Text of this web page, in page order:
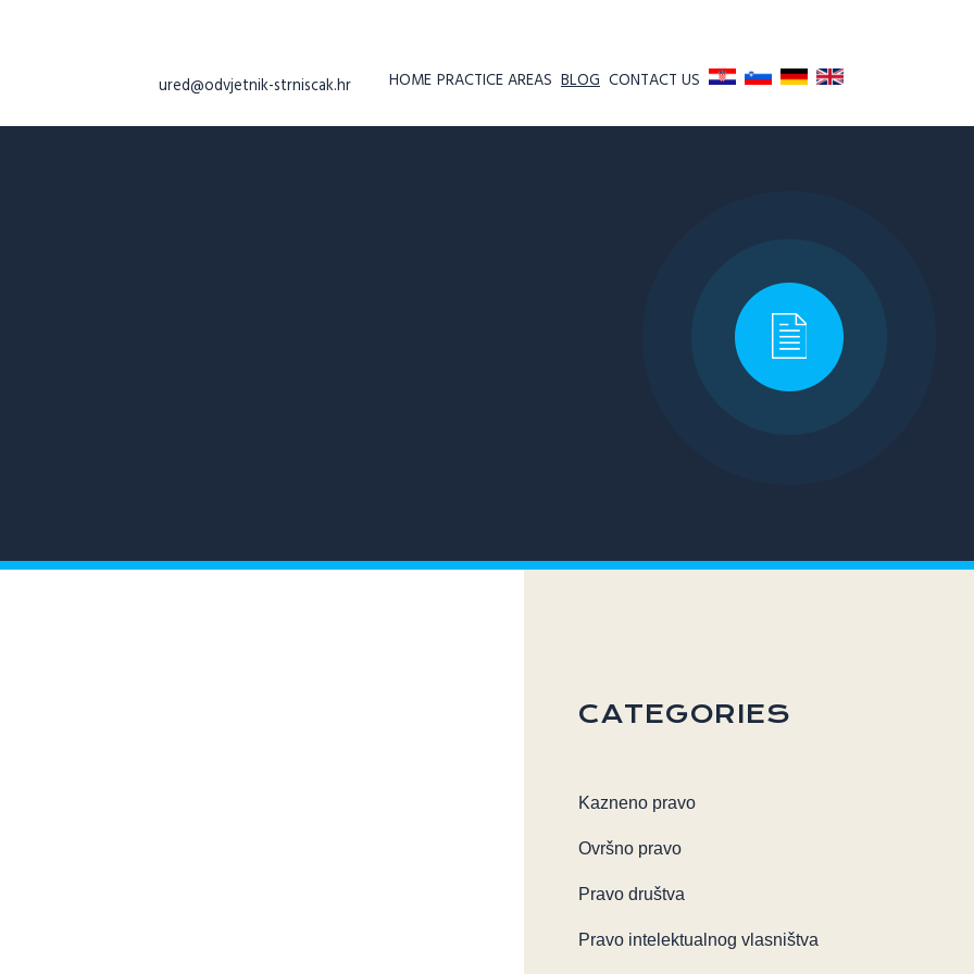
HOME PRACTICE AREAS BLOG CONTACT US
ured@odvjetnik-strniscak.hr
CATEGORIES
Kazneno pravo
Ovršno pravo
Pravo društva
Pravo intelektualnog vlasništva